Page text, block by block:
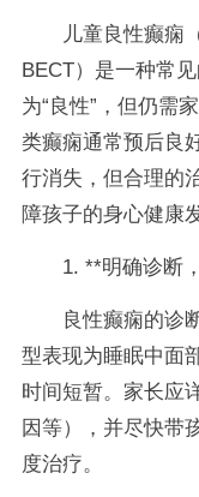
儿童良性癫痫
BECT）是一种常
为“良性”，但仍需
类癫痫通常预后良
行消失，但合理的
障孩子的身心健康
1. **明确诊断
良性癫痫的诊
型表现为睡眠中面
时间短暂。家长应
因等），并尽快带
度治疗。